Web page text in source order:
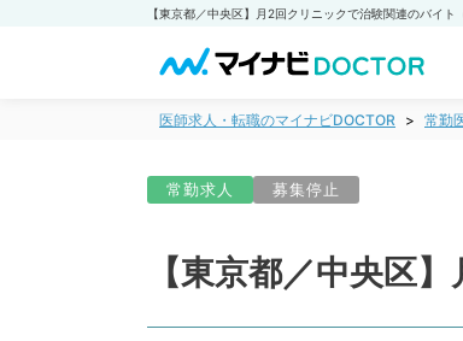
医師求人・転職のマイナビDOCTOR 常勤
常勤求人 募集停止
【東京都／中央区